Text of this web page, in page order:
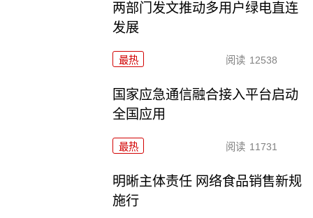
两部门发文推动多用户绿电直连
发展
最热 阅读 12538
国家应急通信融合接入平台启动
全国应用
最热 阅读 11731
明晰主体责任 网络食品销售新规
施行